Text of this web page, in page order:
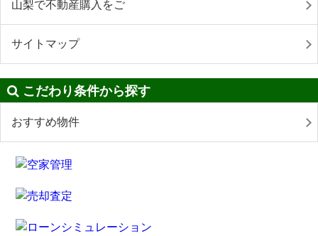
山梨で不動産購入をご
サイトマップ
こだわり条件から探す
おすすめ物件